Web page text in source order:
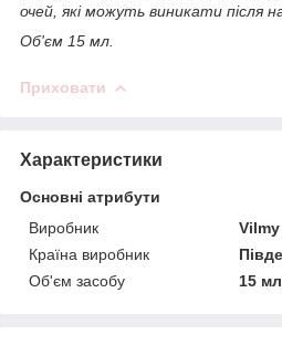
очей, які можуть виникати після
Об'єм 15 мл.
Приховати
Характеристики
Основні атрибути
Виробник
Vilmy
Країна виробник
Об'єм засобу
15 мл